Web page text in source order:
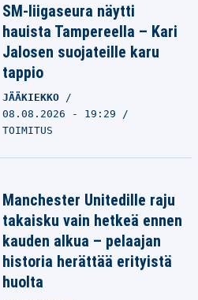
SM-liigaseura näytti
hauista Tampereella – Kari
Jalosen suojateille karu
tappio
JÄÄKIEKKO
08.08.2026 - 19:29
TOIMITUS
Manchester Unitedille raju
takaisku vain hetkeä ennen
kauden alkua – pelaajan
historia herättää erityistä
huolta